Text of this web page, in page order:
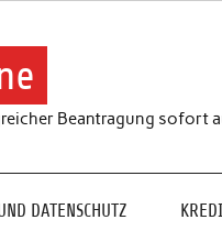
Beantragung sofort
DATENSCHUTZ